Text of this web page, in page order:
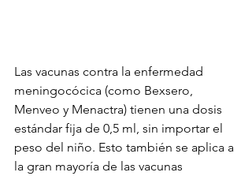
Las vacunas contra la enfermedad
meningocócica (como Bexsero,
Menveo y Menactra) tienen una dosis
estándar fija de 0,5 ml, sin importar el
peso del niño. Esto también se aplica a
la gran mayoría de las vacunas